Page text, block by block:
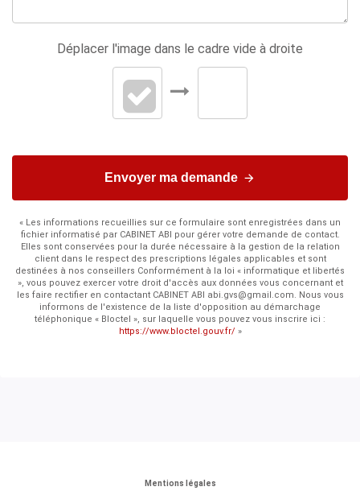
Déplacer l'image dans le cadre vide à droite
Envoyer ma demande
« Les informations recueillies sur ce formulaire sont enregistrées dans un
fichier informatisé par CABINET ABI pour gérer votre demande de contact.
Elles sont conservées pour la durée nécessaire à la gestion de la relation
client dans le respect des prescriptions légales applicables et sont
destinées à nos conseillers Conformément à la loi « informatique et libertés
», vous pouvez exercer votre droit d'accès aux données vous concernant et
les faire rectifier en contactant CABINET ABI abi.gvs@gmail.com. Nous vous
informons de l'existence de la liste d'opposition au démarchage
téléphonique « Bloctel », sur laquelle vous pouvez vous inscrire ici :
https://www.bloctel.gouv.fr/ »
Mentions légales